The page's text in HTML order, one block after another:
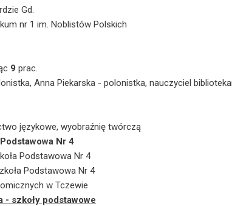
Gd.
nr 1 im. Noblistów Polskich
9 prac.
Anna Piekarska - polonistka, nauczyciel
językowe, wyobraźnię twórczą
Nr 4
Podstawowa Nr 4
Podstawowa Nr 4
w Tczewie
szkoły podstawowe